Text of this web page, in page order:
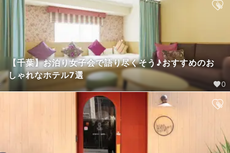
【千葉】お泊り女子会で語り尽くそう♪おすすめのお
しゃれなホテル7選
0